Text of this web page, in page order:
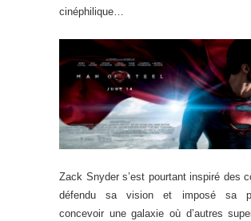
cinéphilique…
Zack Snyder s’est pourtant inspiré des
défendu sa vision et imposé sa
concevoir une galaxie où d’autres